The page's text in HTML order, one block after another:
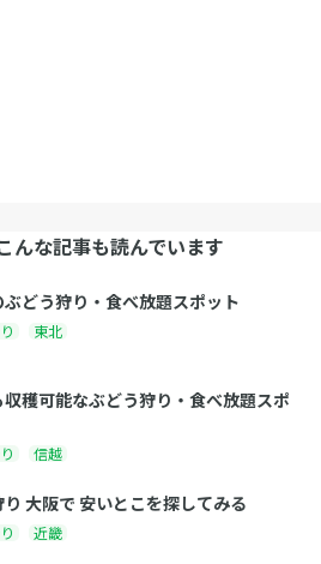
んな記事も読んでいます
どう狩り・食べ放題スポット
東北
収穫可能なぶどう狩り・食べ放題スポ
信越
大阪で 安いとこを探してみる
近畿